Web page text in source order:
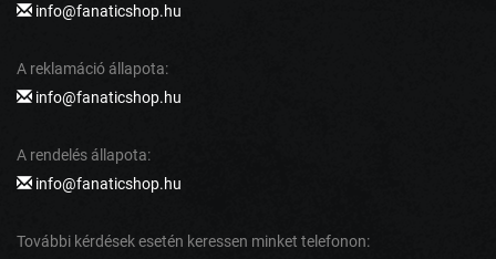
info@fanaticshop.hu
A reklamáció állapota:
info@fanaticshop.hu
A rendelés állapota:
info@fanaticshop.hu
További kérdések esetén keressen minket telefonon: